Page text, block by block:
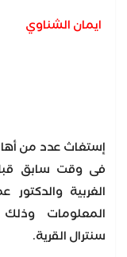
ايمان الشناوي
إستغاث عدد من
فى وقت سابق
الغربية
المعلومات وذلك
سنترال القرية.